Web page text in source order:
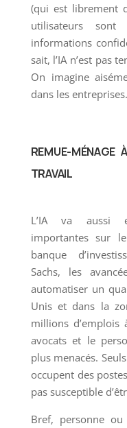
(qui est librement
utilisateurs sont
informations
sait, l’IA n’est pas
On imagine
dans les entreprises.
REMUE-MÉNAGE
TRAVAIL
L’IA va aussi
importantes sur
banque
Sachs, les
automatiser un
Unis et dans la
millions
avocats et le
plus menacés.
occupent des
pas susceptible
Bref, personne